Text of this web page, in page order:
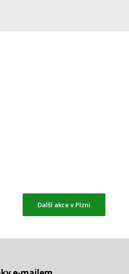
Další akce v Plzni